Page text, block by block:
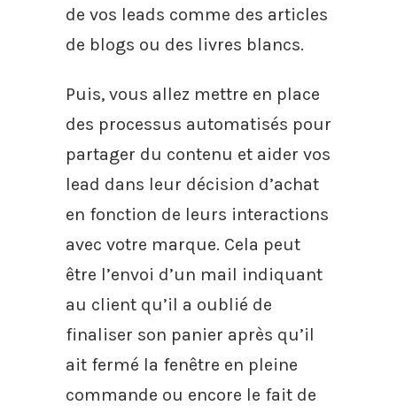
de vos leads comme des articles
de blogs ou des livres blancs.
Puis, vous allez mettre en place
des processus automatisés pour
partager du contenu et aider vos
lead dans leur décision d’achat
en fonction de leurs interactions
avec votre marque. Cela peut
être l’envoi d’un mail indiquant
au client qu’il a oublié de
finaliser son panier après qu’il
ait fermé la fenêtre en pleine
commande ou encore le fait de